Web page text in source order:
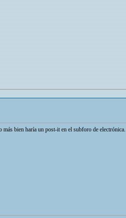
más bien haría un post-it en el subforo de electrónica.